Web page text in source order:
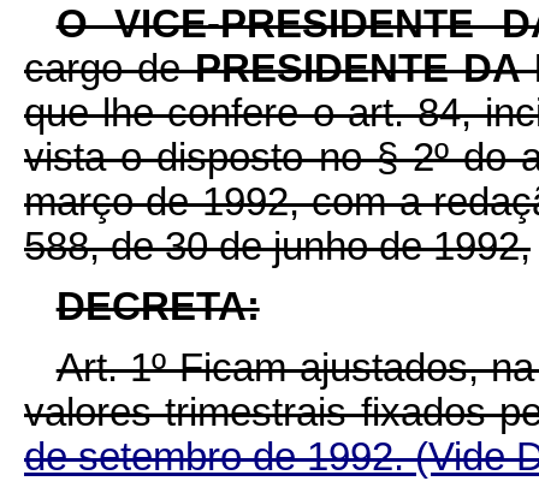
O VICE-PRESIDENTE
cargo dePRESIDENTE DA
que lhe confere o art. 84,
vista o disposto no § 2º do
março de 1992, com a
588, de 30 de junho de 1992,
DECRETA:
Art. 1º Ficam ajustados,
valores trimestrais fixados
de setembro de 1992.(Vide